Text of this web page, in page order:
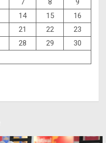
7 8
9
14 15
16
21 22
23
28 29
30